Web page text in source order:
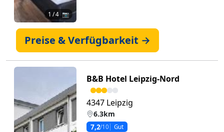
1 / 4 📷
Preise & Verfügbarkeit →
B&B Hotel Leipzig-Nord
4347 Leipzig
6.3km
7,2/10 Gut